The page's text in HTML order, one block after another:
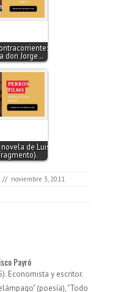
don Jorge…
de Luis
// noviembre 3, 2011
Payró
Economista y escritor.
(poesía), "Todo